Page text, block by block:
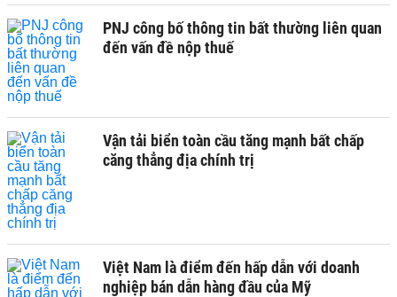
PNJ công bố thông tin bất thường liên quan
đến vấn đề nộp thuế
Vận tải biển toàn cầu tăng mạnh bất chấp
căng thẳng địa chính trị
Việt Nam là điểm đến hấp dẫn với doanh
nghiệp bán dẫn hàng đầu của Mỹ